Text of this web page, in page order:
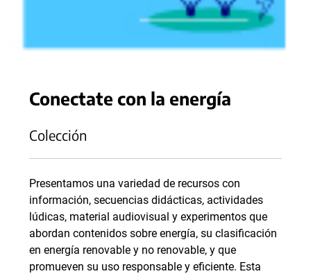
Conectate con la energía
Colección
Presentamos una variedad de recursos con
información, secuencias didácticas, actividades
lúdicas, material audiovisual y experimentos que
abordan contenidos sobre energía, su clasificación
en energía renovable y no renovable, y que
promueven su uso responsable y eficiente. Esta